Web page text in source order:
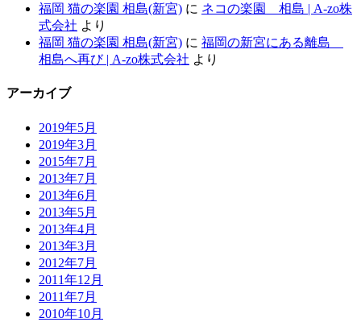
福岡 猫の楽園 相島(新宮) に ネコの楽園 相島 | A-zo株
式会社 より
福岡 猫の楽園 相島(新宮) に 福岡の新宮にある離島
相島へ再び | A-zo株式会社 より
アーカイブ
2019年5月
2019年3月
2015年7月
2013年7月
2013年6月
2013年5月
2013年4月
2013年3月
2012年7月
2011年12月
2011年7月
2010年10月